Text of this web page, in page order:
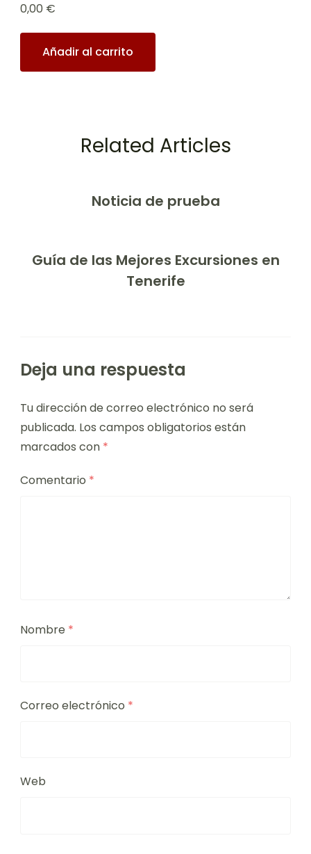
0,00 €
Añadir al carrito
Related Articles
Noticia de prueba
Guía de las Mejores Excursiones en
Tenerife
Deja una respuesta
Tu dirección de correo electrónico no será
publicada. Los campos obligatorios están
marcados con *
Comentario *
Nombre *
Correo electrónico *
Web